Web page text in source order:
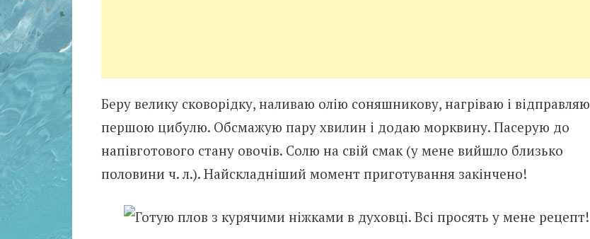
Беру велику сковорідку, наливаю олію соняшникову, нагріваю і відправляю
першою цибулю. Обсмажую пару хвилин і додаю морквину. Пасерую до
напівготового стану овочів. Солю на свій смак (у мене вийшло близько
половини ч. л.). Найскладніший момент приготування закінчено!